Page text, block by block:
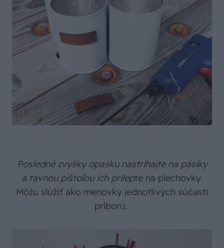
Posledné zvyšky opasku nastrihajte na pásiky
a tavnou pištoľou ich prilepte na plechovky.
Môžu slúžiť ako menovky jednotlivých súčastí
príboru.